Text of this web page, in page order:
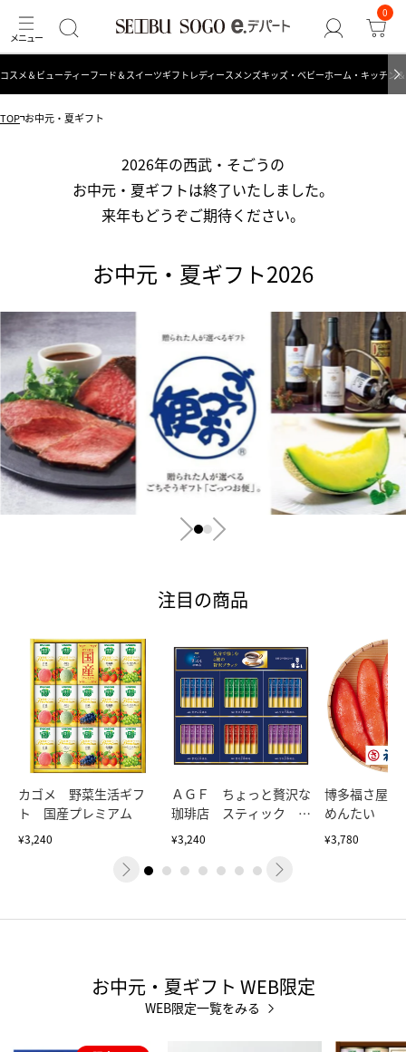
0
コスメ＆ビューティーフード＆スイーツギフト レディース メンズキッズ・ベビーホーム・キッチン
TOP お中元・夏ギフト
2026年の西武・そごうの
お中元・夏ギフトは終了いたしました。
来年もどうぞご期待ください。
お中元・夏ギフト2026
注目の商品
カゴメ 野菜生活ギフ
ト 国産プレミアム
¥3,240
ＡＧＦ ちょっと贅沢な
珈琲店 スティック ブ
ラックギフト
¥3,240
博多福さ屋
めんたい
¥3,780
お中元・夏ギフト WEB限定
WEB限定一覧をみる